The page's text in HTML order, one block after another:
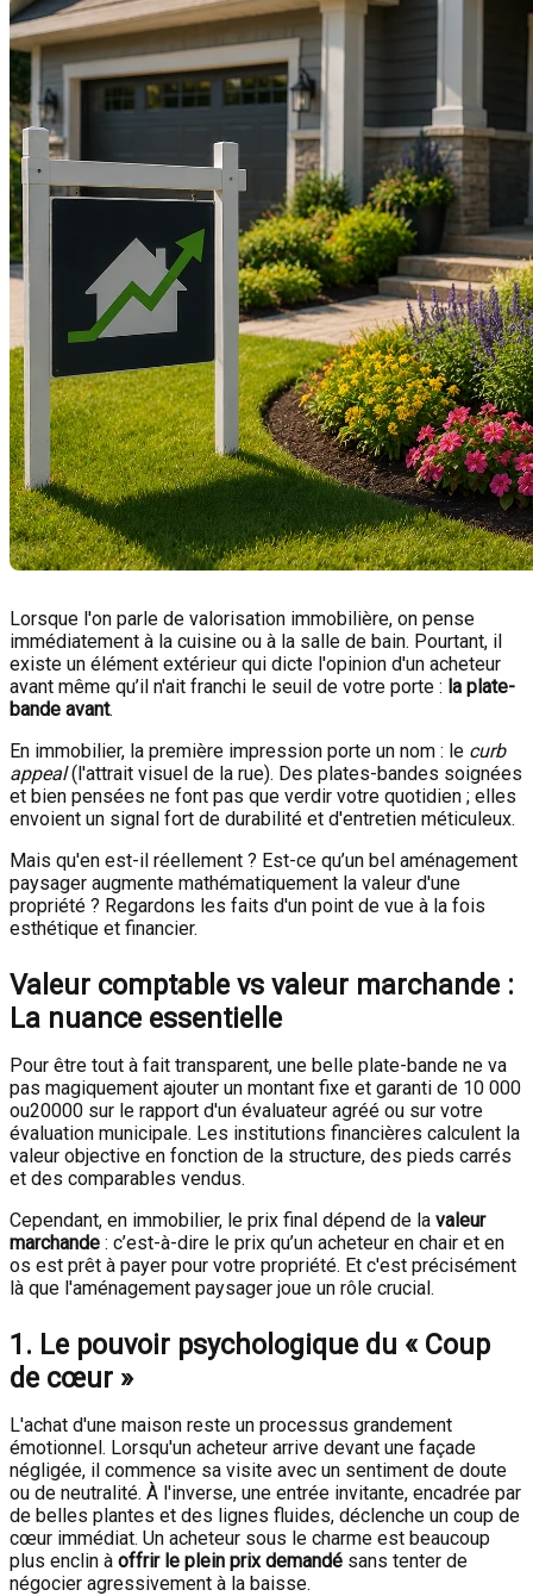
Lorsque l'on parle de valorisation immobilière, on pense
immédiatement à la cuisine ou à la salle de bain. Pourtant, il
existe un élément extérieur qui dicte l'opinion d'un acheteur
avant même qu’il n'ait franchi le seuil de votre porte : la plate-
bande avant.
En immobilier, la première impression porte un nom : le curb
appeal(l'attrait visuel de la rue). Des plates-bandes soignées
et bien pensées ne font pas que verdir votre quotidien ; elles
envoient un signal fort de durabilité et d'entretien méticuleux.
Mais qu'en est-il réellement ? Est-ce qu’un bel aménagement
paysager augmente mathématiquement la valeur d'une
propriété ? Regardons les faits d'un point de vue à la fois
esthétique et financier.
Valeur comptable vs valeur marchande :
La nuance essentielle
Pour être tout à fait transparent, une belle plate-bande ne va
pas magiquement ajouter un montant fixe et garanti de 10 000
ou20000 sur le rapport d'un évaluateur agréé ou sur votre
évaluation municipale. Les institutions financières calculent la
valeur objective en fonction de la structure, des pieds carrés
et des comparables vendus.
Cependant, en immobilier, le prix final dépend de la valeur
marchande : c’est-à-dire le prix qu’un acheteur en chair et en
os est prêt à payer pour votre propriété. Et c'est précisément
là que l'aménagement paysager joue un rôle crucial.
1. Le pouvoir psychologique du « Coup
de cœur »
L'achat d'une maison reste un processus grandement
émotionnel. Lorsqu'un acheteur arrive devant une façade
négligée, il commence sa visite avec un sentiment de doute
ou de neutralité. À l'inverse, une entrée invitante, encadrée par
de belles plantes et des lignes fluides, déclenche un coup de
cœur immédiat. Un acheteur sous le charme est beaucoup
plus enclin à offrir le plein prix demandé sans tenter de
négocier agressivement à la baisse.